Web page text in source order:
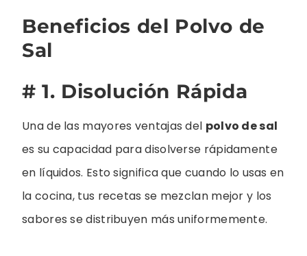
Beneficios del Polvo de
Sal
# 1. Disolución Rápida
Una de las mayores ventajas del polvo de sal
es su capacidad para disolverse rápidamente
en líquidos. Esto significa que cuando lo usas en
la cocina, tus recetas se mezclan mejor y los
sabores se distribuyen más uniformemente.